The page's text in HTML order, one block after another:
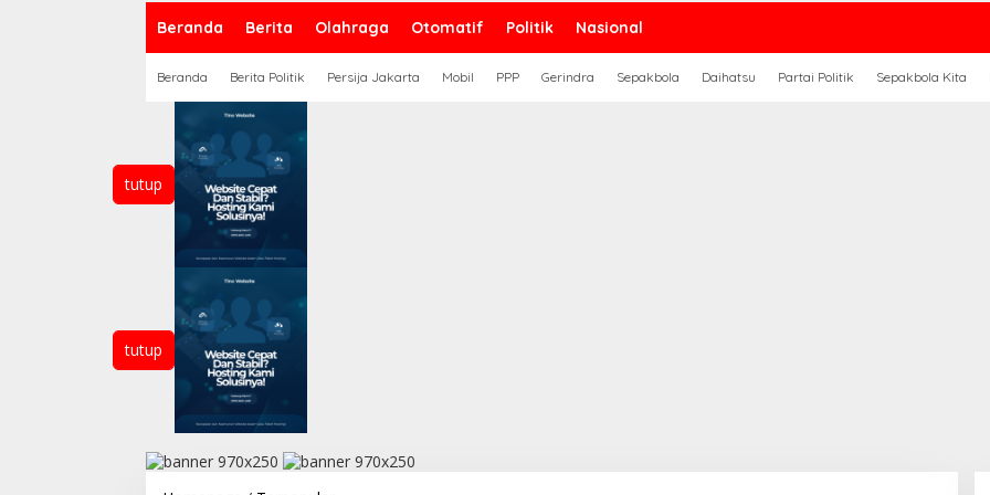
Beranda Berita Olahraga Otomatif Politik Nasional
Beranda Berita Politik Persija Jakarta Mobil PPP Gerindra Sepakbola Daihatsu Partai Politik Sepakbola Kita
tutup
tutup